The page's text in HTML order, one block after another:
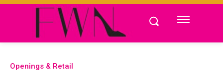
Openings & Retail